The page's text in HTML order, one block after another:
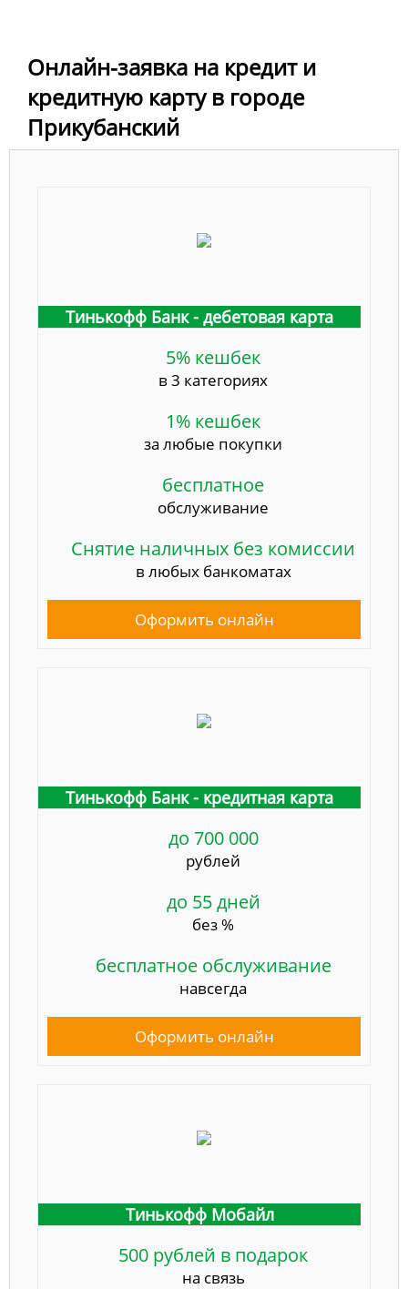
Онлайн-заявка на кредит и
кредитную карту в городе
Прикубанский
Тинькофф Банк - дебетовая карта
5% кешбек
в 3 категориях
1% кешбек
за любые покупки
бесплатное
обслуживание
Снятие наличных без комиссии
в любых банкоматах
Оформить онлайн
Тинькофф Банк - кредитная карта
до 700 000
рублей
до 55 дней
без %
бесплатное обслуживание
навсегда
Оформить онлайн
Тинькофф Мобайл
500 рублей в подарок
на связь